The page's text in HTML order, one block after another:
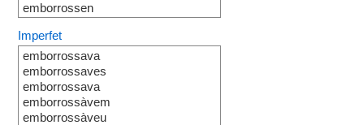
emborrossen
Imperfet
emborrossava
emborrossaves
emborrossava
emborrossàvem
emborrossàveu